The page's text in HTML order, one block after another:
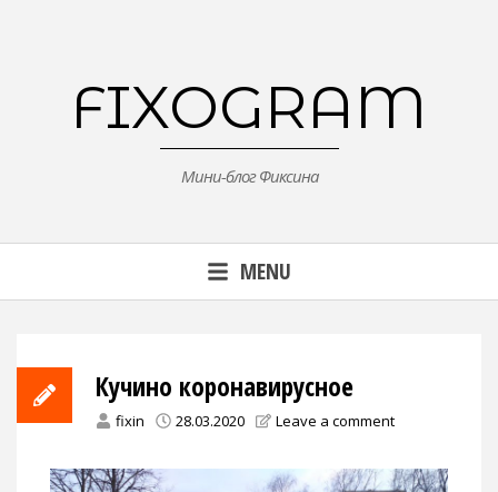
FIXOGRAM
Мини-блог Фиксина
MENU
Кучино коронавирусное
fixin 28.03.2020 Leave a comment